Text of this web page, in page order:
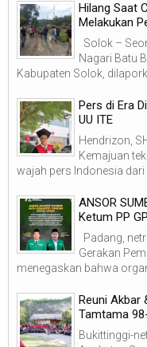
Hilang Saat
Melakukan
Solok –
Nagari Batu
Kabupaten Solok,
Pers di Era
UU ITE
Hendrizon,
Kemajuan
wajah pers Indonesia dari
ANSOR
Ketum PP
Padang,
Gerakan
menegaskan bahwa
Reuni Akbar
Tamtama
Bukittinggi-